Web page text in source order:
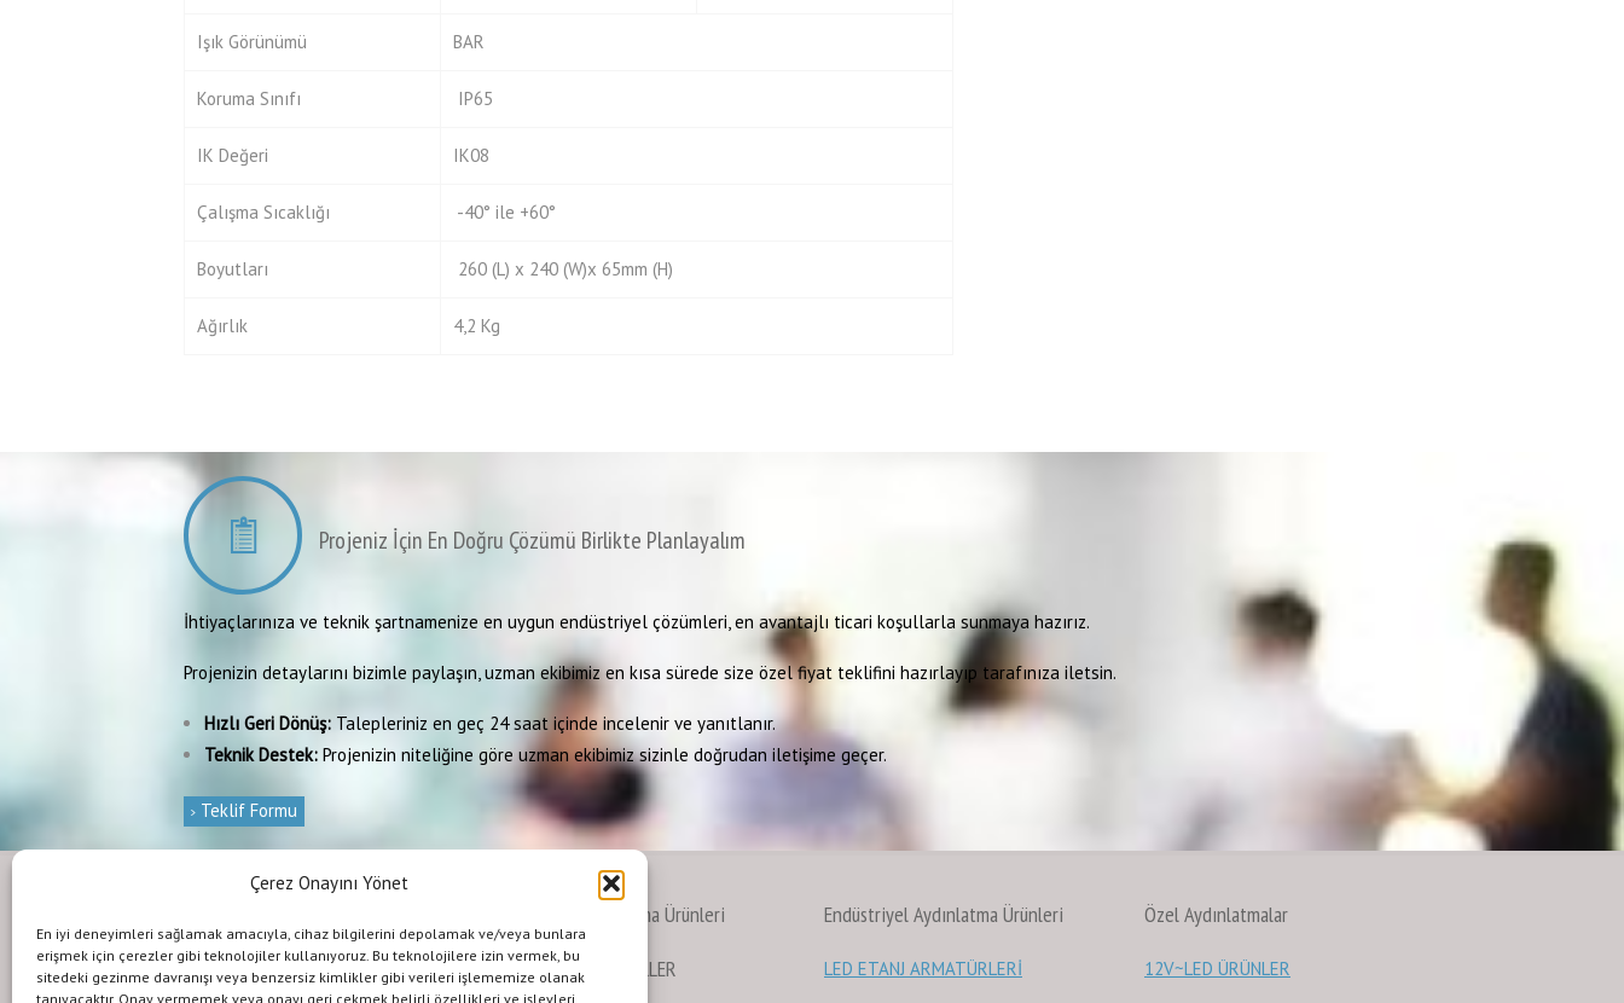
Çerez Onayını Yönet
En iyi deneyimleri sağlamak amacıyla, cihaz bilgilerini depolamak ve/veya bunlara
erişmek için çerezler gibi teknolojiler kullanıyoruz. Bu teknolojilere izin vermek, bu
sitedeki gezinme davranışı veya benzersiz kimlikler gibi verileri işlememize olanak
tanıyacaktır. Onay vermemek veya onayı geri çekmek belirli özellikleri ve işlevleri
Işık Görünümü BAR
Koruma Sınıfı IP65
IK Değeri IK08
Çalışma Sıcaklığı -40° ile +60°
Boyutları 260 (L) x 240 (W)x 65mm (H)
Ağırlık 4,2 Kg
Projeniz İçin En Doğru Çözümü Birlikte Planlayalım
İhtiyaçlarınıza ve teknik şartnamenize en uygun endüstriyel çözümleri, en avantajlı ticari koşullarla sunmaya hazırız.
Projenizin detaylarını bizimle paylaşın, uzman ekibimiz en kısa sürede size özel fiyat teklifini hazırlayıp tarafınıza iletsin.
Hızlı Geri Dönüş: Talepleriniz en geç 24 saat içinde incelenir ve yanıtlanır.
Teknik Destek: Projenizin niteliğine göre uzman ekibimiz sizinle doğrudan iletişime geçer.
Teklif Formu
LED PROJEKTÖR ARMATÜRLERİ
İç Mekan Aydınlatma Ürünleri
LED LAMBA/AMPÜLLER
Endüstriyel Aydınlatma Ürünleri
LED ETANJ ARMATÜRLERİ
Özel Aydınlatmalar
12V~LED ÜRÜNLER